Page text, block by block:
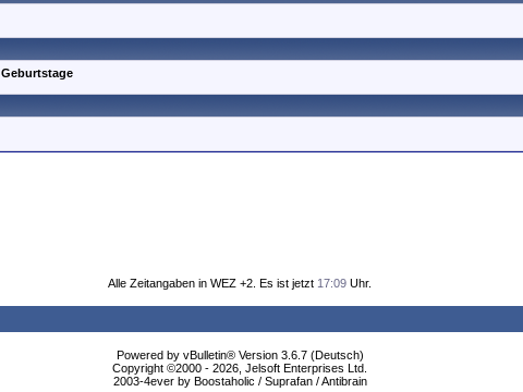
Geburtstage
Alle Zeitangaben in WEZ +2. Es ist jetzt 17:09 Uhr.
Powered by vBulletin® Version 3.6.7 (Deutsch)
Copyright ©2000 - 2026, Jelsoft Enterprises Ltd.
2003-4ever by Boostaholic / Suprafan / Antibrain